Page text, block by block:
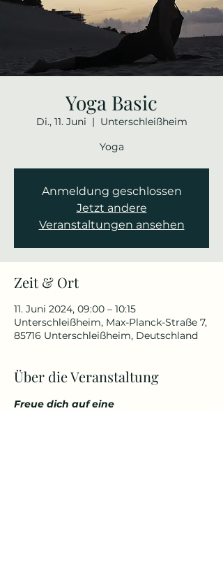
Yoga Basic
Di., 11. Juni
  |
Unterschleißheim
Yoga
Anmeldung geschlossen
Jetzt andere
Veranstaltungen ansehen
Zeit & Ort
11. Juni 2024, 09:00 – 10:15
Unterschleißheim, Max-Planck-Straße 7,
85716 Unterschleißheim, Deutschland
Über die Veranstaltung
Freue dich auf eine